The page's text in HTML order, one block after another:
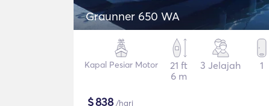
Graunner 650 WA
Kapal Pesiar Motor
21 ft
6 m
3 Jelajah 1
$838/hari